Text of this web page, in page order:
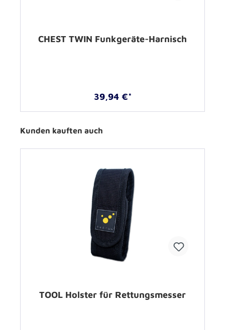
CHEST TWIN Funkgeräte-Harnisch
39,94 €*
Kunden kauften auch
TOOL Holster für Rettungsmesser